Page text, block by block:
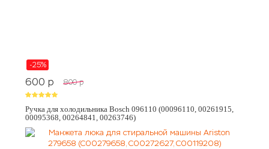
-25%
600 p 800 p
Ручка для холодильника Bosch 096110 (00096110, 00261915,
00095368, 00264841, 00263746)